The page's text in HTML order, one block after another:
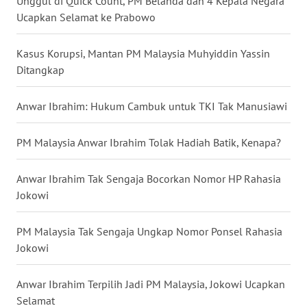
Ucapkan Selamat ke Prabowo
Kasus Korupsi, Mantan PM Malaysia Muhyiddin Yassin
Ditangkap
Anwar Ibrahim: Hukum Cambuk untuk TKI Tak Manusiawi
PM Malaysia Anwar Ibrahim Tolak Hadiah Batik, Kenapa?
Anwar Ibrahim Tak Sengaja Bocorkan Nomor HP Rahasia
Jokowi
PM Malaysia Tak Sengaja Ungkap Nomor Ponsel Rahasia
Jokowi
Anwar Ibrahim Terpilih Jadi PM Malaysia, Jokowi Ucapkan
Selamat
WN
BABEL
WN
SUMBAR
WN
BENGKULU
LAMPUNG
JATENG